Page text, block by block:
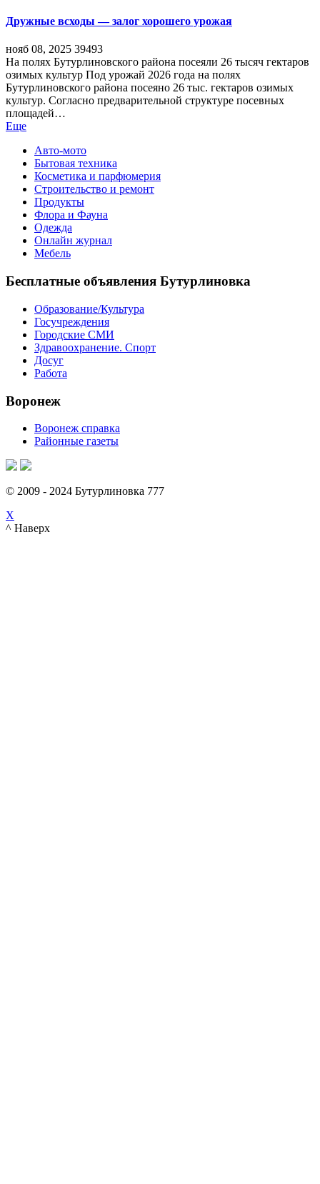
Дружные всходы — залог хорошего урожая
нояб 08, 2025 39493
На полях Бутурлиновского района посеяли 26 тысяч гектаров
озимых культур Под урожай 2026 года на полях
Бутурлиновского района посеяно 26 тыс. гектаров озимых
культур. Согласно предварительной структуре посевных
площадей…
Еще
Авто-мото
Бытовая техника
Косметика и парфюмерия
Строительство и ремонт
Продукты
Флора и Фауна
Одежда
Онлайн журнал
Мебель
Бесплатные объявления Бутурлиновка
Образование/Культура
Госучреждения
Городские СМИ
Здравоохранение. Спорт
Досуг
Работа
Воронеж
Воронеж справка
Районные газеты
© 2009 - 2024 Бутурлиновка 777
X
^ Наверх